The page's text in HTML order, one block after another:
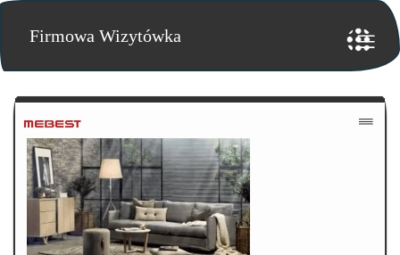
Firmowa Wizytówka